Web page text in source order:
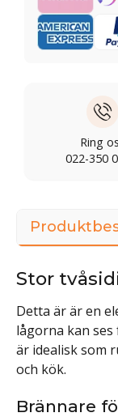
Ring
022-350
Stor
Detta är är en
lågorna kan
är idealisk som
och kök.
Brännare